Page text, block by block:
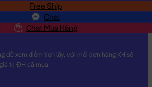
Free Ship
Chat
Chat Mua Hàng
để xem điểm tích lũy, với mỗi đơn hàng KH sẽ
trị ĐH đã mua